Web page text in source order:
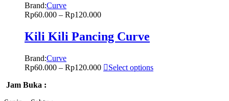
Brand:Curve
Rp60.000 – Rp120.000
Kili Kili Pancing Curve
Brand:Curve
Rp60.000 – Rp120.000
Select options
Jam Buka :